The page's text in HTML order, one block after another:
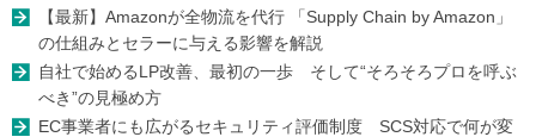
【最新】Amazonが全物流を代行 「Supply Chain by Amazon」
の仕組みとセラーに与える影響を解説
自社で始めるLP改善、最初の一歩 そして“そろそろプロを呼ぶ
べき”の見極め方
EC事業者にも広がるセキュリティ評価制度 SCS対応で何が変